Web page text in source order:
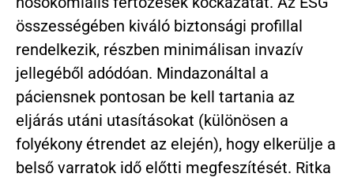
összességében kiváló biztonsági profillal
rendelkezik, részben minimálisan invazív
jellegéből adódóan. Mindazonáltal a
páciensnek pontosan be kell tartania az
eljárás utáni utasításokat (különösen a
folyékony étrendet az elején), hogy elkerülje a
belső varratok idő előtti megfeszítését. Ritka